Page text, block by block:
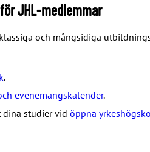
JHL-medlemmar
och mångsidiga
.
evenemangskalender.
dina studier vid öppna